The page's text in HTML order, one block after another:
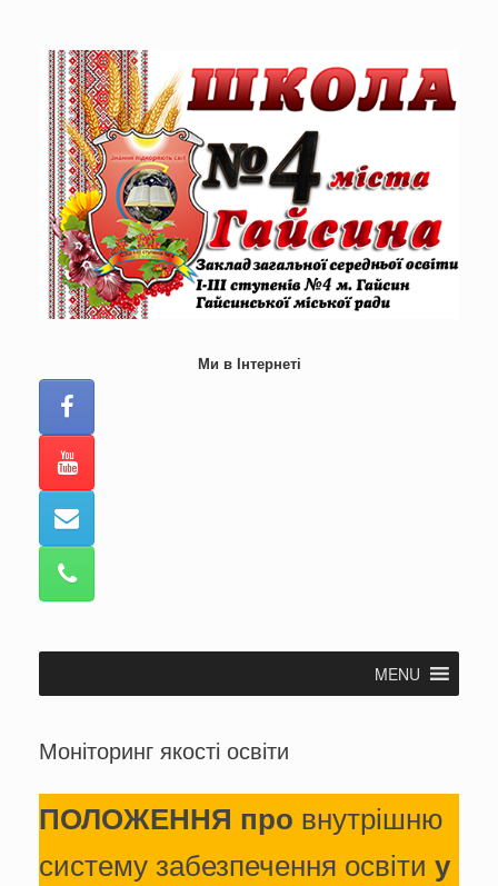
Ми в Інтернеті
MENU
Моніторинг якості освіти
ПОЛОЖЕННЯ про внутрішню
систему забезпечення освіти у